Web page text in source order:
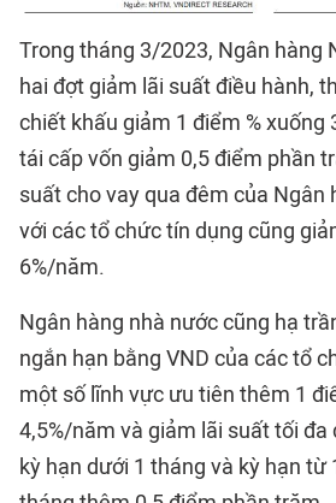
Trong tháng 3/2023, Ngân hàng
hai đợt giảm lãi suất điều hành,
chiết khấu giảm 1 điểm % xuống
tái cấp vốn giảm 0,5 điểm phần
suất cho vay qua đêm của Ngân
với các tổ chức tín dụng cũng
6%/năm.
Ngân hàng nhà nước cũng hạ
ngắn hạn bằng VND của các tổ
một số lĩnh vực ưu tiên thêm 1
4,5%/năm và giảm lãi suất tối đa
kỳ hạn dưới 1 tháng và kỳ hạn từ